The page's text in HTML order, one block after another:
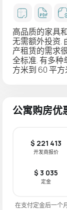
高品质的家具
无需额外投资.
产租赁的需求
全标准. 有多
方米到 60 平方
公寓购房优
$ 221 413
开发商报价
$ 3 035
定金
在支付定金后一个